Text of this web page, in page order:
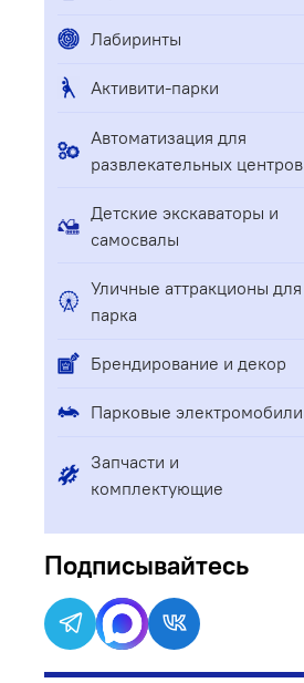
Лабиринты
Активити-парки
Автоматизация для
развлекательных центров
Детские экскаваторы и
самосвалы
Уличные аттракционы для
парка
Брендирование и декор
Парковые электромобили
Запчасти и
комплектующие
Подписывайтесь